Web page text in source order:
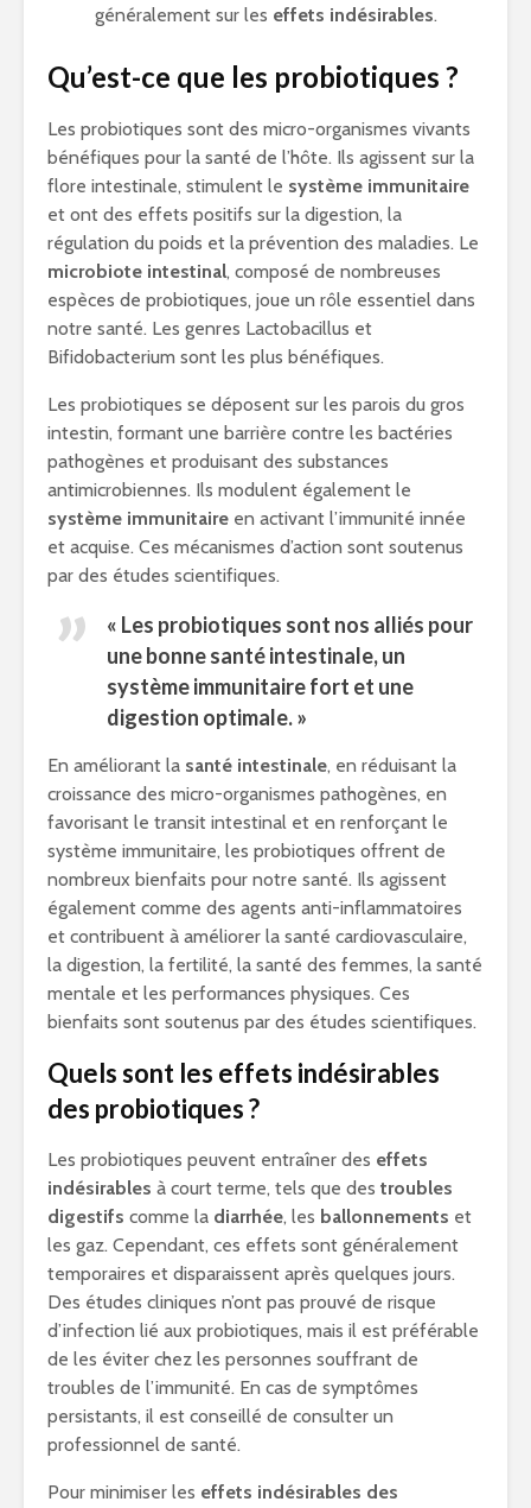
généralement sur les effets indésirables.
Qu’est-ce que les probiotiques ?
Les probiotiques sont des micro-organismes vivants
bénéfiques pour la santé de l’hôte. Ils agissent sur la
flore intestinale, stimulent le système immunitaire
et ont des effets positifs sur la digestion, la
régulation du poids et la prévention des maladies. Le
microbiote intestinal, composé de nombreuses
espèces de probiotiques, joue un rôle essentiel dans
notre santé. Les genres Lactobacillus et
Bifidobacterium sont les plus bénéfiques.
Les probiotiques se déposent sur les parois du gros
intestin, formant une barrière contre les bactéries
pathogènes et produisant des substances
antimicrobiennes. Ils modulent également le
système immunitaire en activant l’immunité innée
et acquise. Ces mécanismes d’action sont soutenus
par des études scientifiques.
« Les probiotiques sont nos alliés pour
une bonnesanté intestinale, un
système immunitaire fort et une
digestion optimale. »
En améliorant la santé intestinale, en réduisant la
croissance des micro-organismes pathogènes, en
favorisant le transit intestinal et en renforçant le
système immunitaire, les probiotiques offrent de
nombreux bienfaits pour notre santé. Ils agissent
également comme des agents anti-inflammatoires
et contribuent à améliorer la santé cardiovasculaire,
la digestion, la fertilité, la santé des femmes, la santé
mentale et les performances physiques. Ces
bienfaits sont soutenus par des études scientifiques.
Quels sont les effets indésirables
des probiotiques ?
Les probiotiques peuvent entraîner des effets
indésirables à court terme, tels que des troubles
digestifs comme la diarrhée, les ballonnements et
les gaz. Cependant, ces effets sont généralement
temporaires et disparaissent après quelques jours.
Des études cliniques n’ont pas prouvé de risque
d’infection lié aux probiotiques, mais il est préférable
de les éviter chez les personnes souffrant de
troubles de l’immunité. En cas de symptômes
persistants, il est conseillé de consulter un
professionnel de santé.
Pour minimiser les effets indésirables des